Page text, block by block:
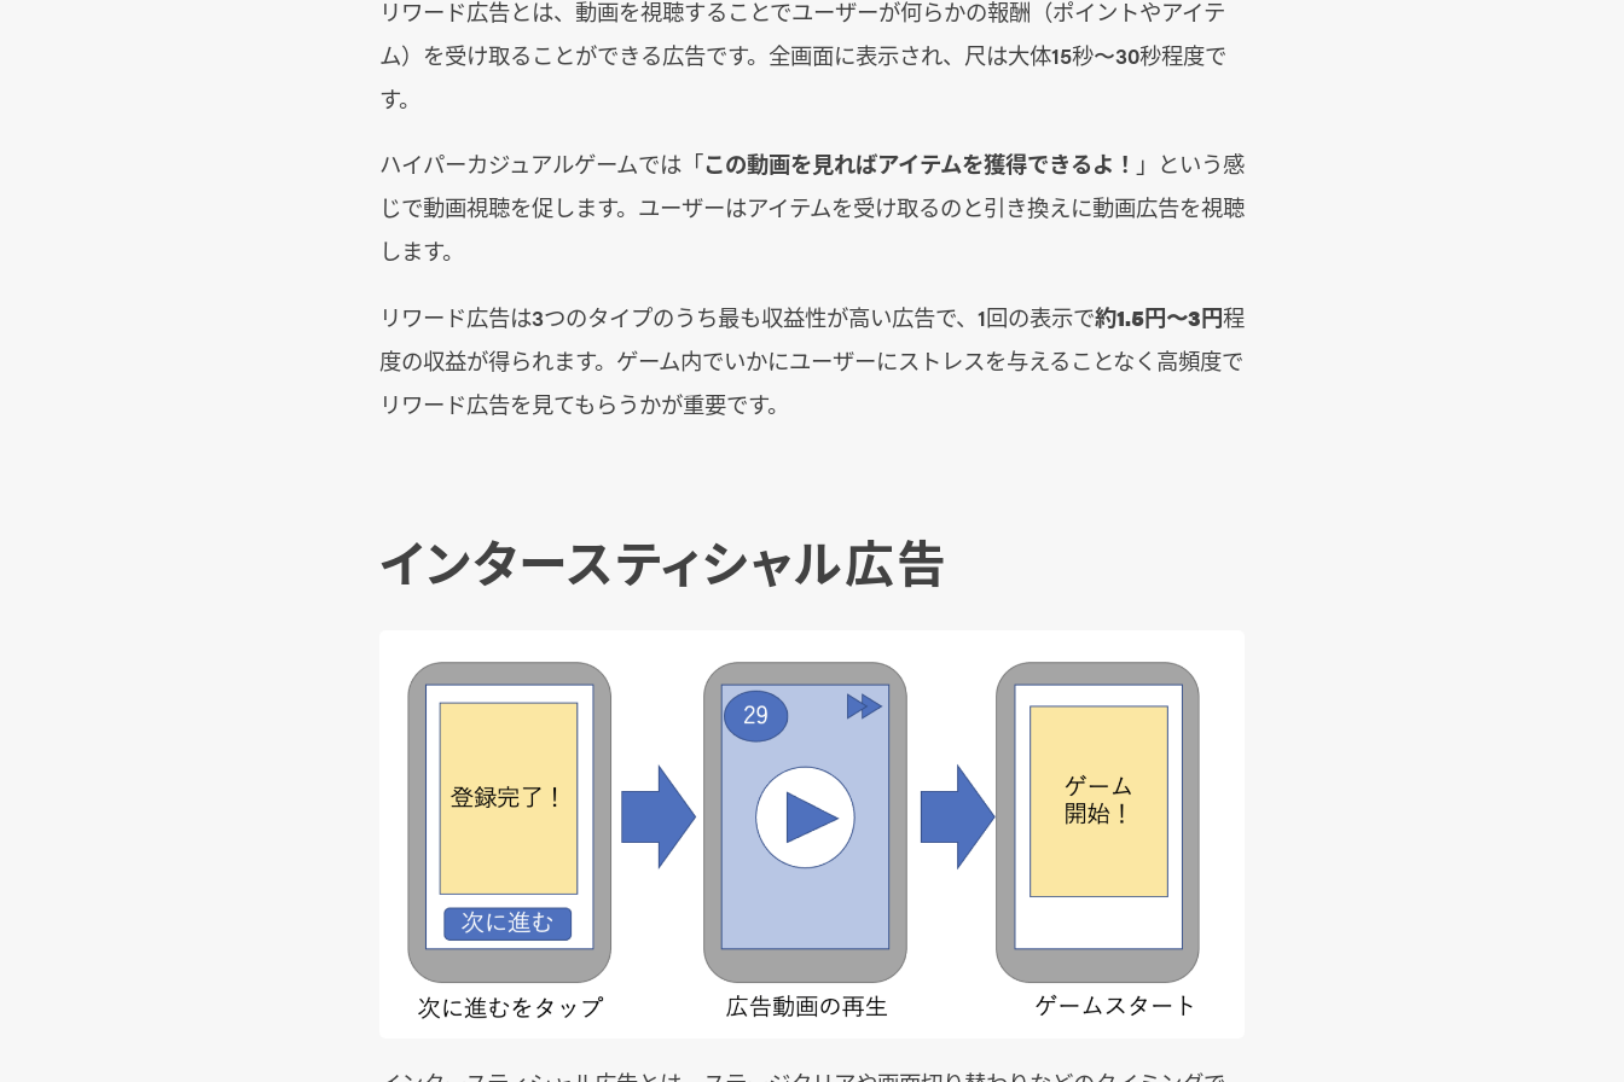
リワード広告とは、動画を視聴することでユーザーが何らかの報酬（ポイントやアイテ
ム）を受け取ることができる広告です。全画面に表示され、尺は大体15秒〜30秒程度で
す。
ハイパーカジュアルゲームでは「この動画を見ればアイテムを獲得できるよ！ 」という感
じで動画視聴を促します。ユーザーはアイテムを受け取るのと引き換えに動画広告を視聴
します。
リワード広告は3つのタイプのうち最も収益性が高い広告で、1回の表示で約1.5円〜3円程
度の収益が得られます。ゲーム内でいかにユーザーにストレスを与えることなく高頻度で
リワード広告を見てもらうかが重要です。
インタースティシャル広告